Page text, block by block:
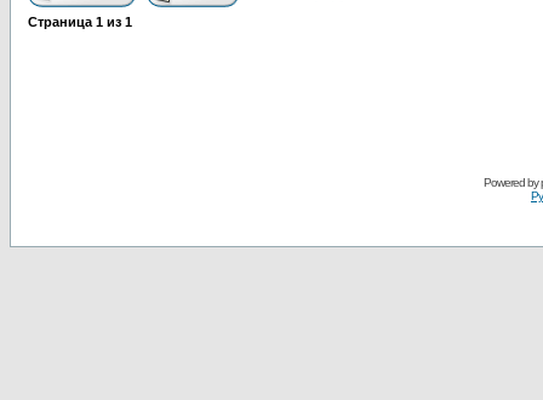
Страница 1 из 1
Powered by